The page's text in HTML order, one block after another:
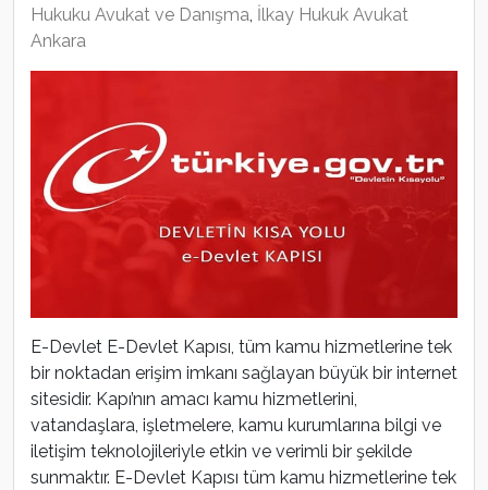
Hukuku Avukat ve Danışma, İlkay Hukuk Avukat
Ankara
E-Devlet E-Devlet Kapısı, tüm kamu hizmetlerine tek
bir noktadan erişim imkanı sağlayan büyük bir internet
sitesidir. Kapı’nın amacı kamu hizmetlerini,
vatandaşlara, işletmelere, kamu kurumlarına bilgi ve
iletişim teknolojileriyle etkin ve verimli bir şekilde
sunmaktır. E-Devlet Kapısı tüm kamu hizmetlerine tek